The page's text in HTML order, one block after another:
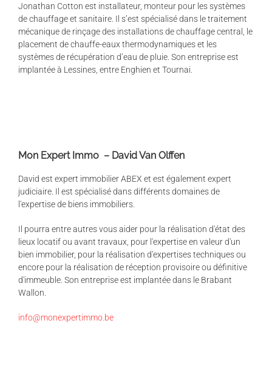
Jonathan Cotton est installateur, monteur pour les systèmes
de chauffage et sanitaire. Il s’est spécialisé dans le traitement
mécanique de rinçage des installations de chauffage central, le
placement de chauffe-eaux thermodynamiques et les
systèmes de récupération d’eau de pluie. Son entreprise est
implantée à Lessines, entre Enghien et Tournai.
Mon Expert Immo – David Van Olffen
David est expert immobilier ABEX et est également expert
judiciaire. Il est spécialisé dans différents domaines de
l'expertise de biens immobiliers.
Il pourra entre autres vous aider pour la réalisation d'état des
lieux locatif ou avant travaux, pour l'expertise en valeur d'un
bien immobilier, pour la réalisation d'expertises techniques ou
encore pour la réalisation de réception provisoire ou définitive
d'immeuble. Son entreprise est implantée dans le Brabant
Wallon.
info@monexpertimmo.be